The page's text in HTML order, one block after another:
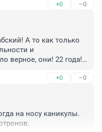
+0 –0
А то как только
и
верное, они! 22 года!
+0 –0
на носу каникулы.